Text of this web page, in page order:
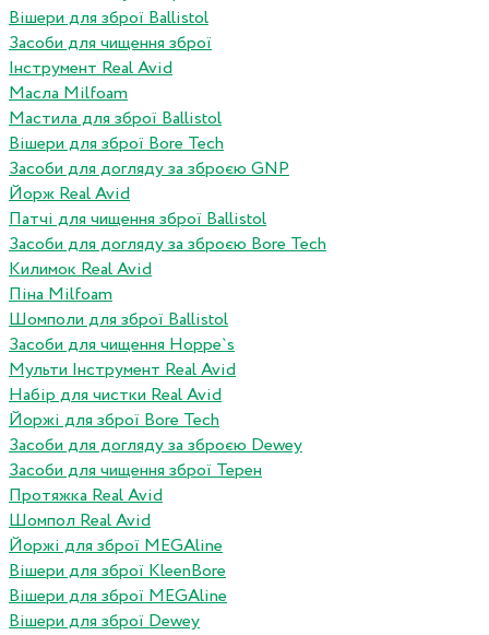
Вішери для зброї Ballistol
Засоби для чищення зброї
Інструмент Real Avid
Масла Milfoam
Мастила для зброї Ballistol
Вішери для зброї Bore Tech
Засоби для догляду за зброєю GNP
Йорж Real Avid
Патчі для чищення зброї Ballistol
Засоби для догляду за зброєю Bore Tech
Килимок Real Avid
Піна Milfoam
Шомполи для зброї Ballistol
Засоби для чищення Hoppe`s
Мульти Інструмент Real Avid
Набір для чистки Real Avid
Йоржі для зброї Bore Tech
Засоби для догляду за зброєю Dewey
Засоби для чищення зброї Терен
Протяжка Real Avid
Шомпол Real Avid
Йоржі для зброї MEGAline
Вішери для зброї KleenBore
Вішери для зброї MEGAline
Вішери для зброї Dewey